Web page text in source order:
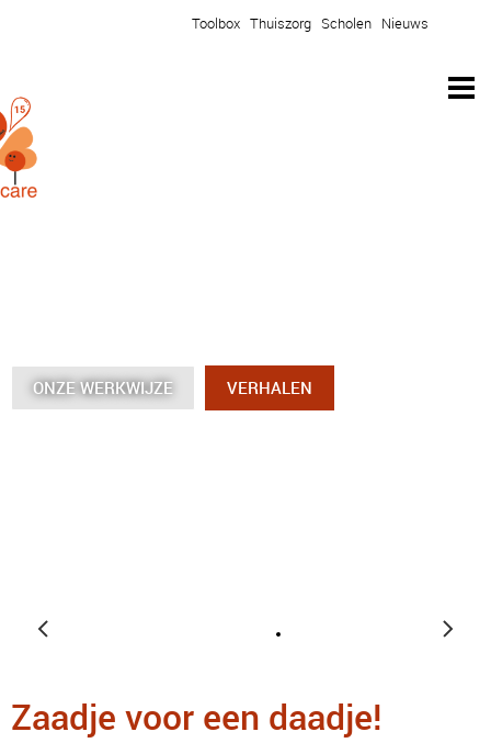
Toolbox Thuiszorg Scholen Nieuws
ONZE WERKWIJZE VERHALEN
ONZE WERKWIJZE VERHALEN
ONZE WERKWIJZE VERHALEN
ONZE WERKWIJZE VERHALEN
Zaadje voor een daadje!